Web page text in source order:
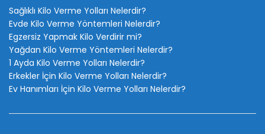
Sağlıklı Kilo Verme Yolları Nelerdir?
Evde Kilo Verme Yöntemleri Nelerdir?
Egzersiz Yapmak Kilo Verdirir mi?
Yağdan Kilo Verme Yöntemleri Nelerdir?
1 Ayda Kilo Verme Yolları Nelerdir?
Erkekler İçin Kilo Verme Yolları Nelerdir?
Ev Hanımları İçin Kilo Verme Yolları Nelerdir?